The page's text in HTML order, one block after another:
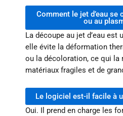
Comment le jet d’eau se
ou au
La découpe au jet d’eau est
elle évite la déformation
ou la décoloration, ce qui la
matériaux fragiles et de
Le logiciel est-il facile à
Oui. Il prend en charge les